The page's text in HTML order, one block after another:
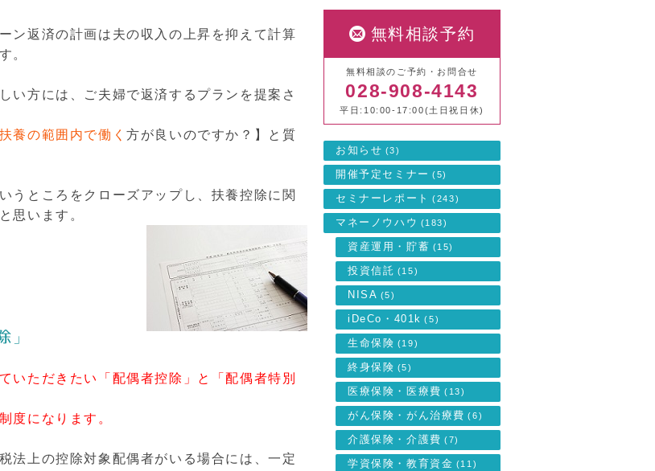
ン返済の計画は夫の収入の上昇を抑えて計算
。
い方には、ご夫婦で返済するプランを提案さ
扶養の範囲内で働く方が良いのですか？】と質
うところをクローズアップし、扶養控除に関
思います。
」
いただきたい「配偶者控除」と「配偶者特別
度になります。
法上の控除対象配偶者がいる場合には、一定
無料相談予約
無料相談のご予約・お問合せ
028-908-4143
平日:10:00-17:00(土日祝日休)
お知らせ (3)
開催予定セミナー (5)
セミナーレポート (243)
マネーノウハウ (183)
資産運用・貯蓄 (15)
投資信託 (15)
NISA (5)
iDeCo・401k (5)
生命保険 (19)
終身保険 (5)
医療保険・医療費 (13)
がん保険・がん治療費 (6)
介護保険・介護費 (7)
学資保険・教育資金 (11)